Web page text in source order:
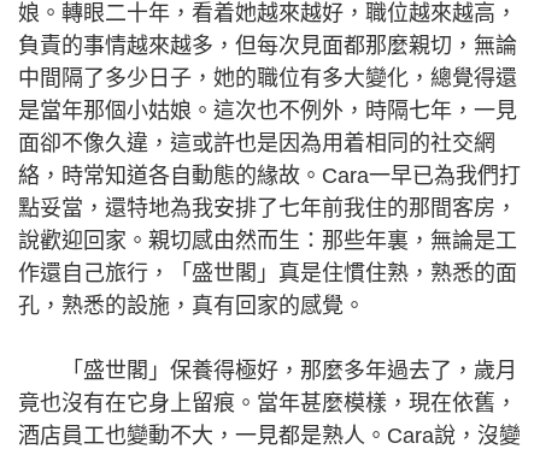
娘。轉眼二十年，看着她越來越好，職位越來越高，
負責的事情越來越多，但每次見面都那麼親切，無論
中間隔了多少日子，她的職位有多大變化，總覺得還
是當年那個小姑娘。這次也不例外，時隔七年，一見
面卻不像久違，這或許也是因為用着相同的社交網
絡，時常知道各自動態的緣故。Cara一早已為我們打
點妥當，還特地為我安排了七年前我住的那間客房，
說歡迎回家。親切感由然而生：那些年裏，無論是工
作還自己旅行，「盛世閣」真是住慣住熟，熟悉的面
孔，熟悉的設施，真有回家的感覺。
「盛世閣」保養得極好，那麼多年過去了，歲月
竟也沒有在它身上留痕。當年甚麼模樣，現在依舊，
酒店員工也變動不大，一見都是熟人。Cara說，沒變